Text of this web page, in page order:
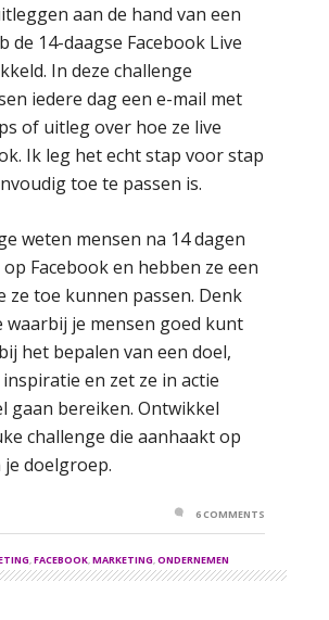
aan de hand van een
de 14-daagse Facebook Live
In deze challenge
iedere dag een e-mail met
of uitleg over hoe ze live
Ik leg het echt stap voor stap
toe te passen is.
weten mensen na 14 dagen
Facebook en hebben ze een
ze toe kunnen passen. Denk
waarbij je mensen goed kunt
het bepalen van een doel,
en zet ze in actie
gaan bereiken. Ontwikkel
challenge die aanhaakt op
doelgroep.
,FACEBOOK,MARKETING,ONDERNEMEN
6 COMMENTS